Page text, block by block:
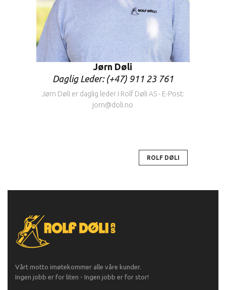
Jørn Døli
Daglig Leder: (+47) 911 23 761
Jørn Døli er daglig leder i Rolf Døli AS - E-Post:
jorn@doli.no
ROLF DØLI
Vårt motto imøtekommer alle våre kunder.
Ingen jobb er for liten - Ingen jobb er for stor!